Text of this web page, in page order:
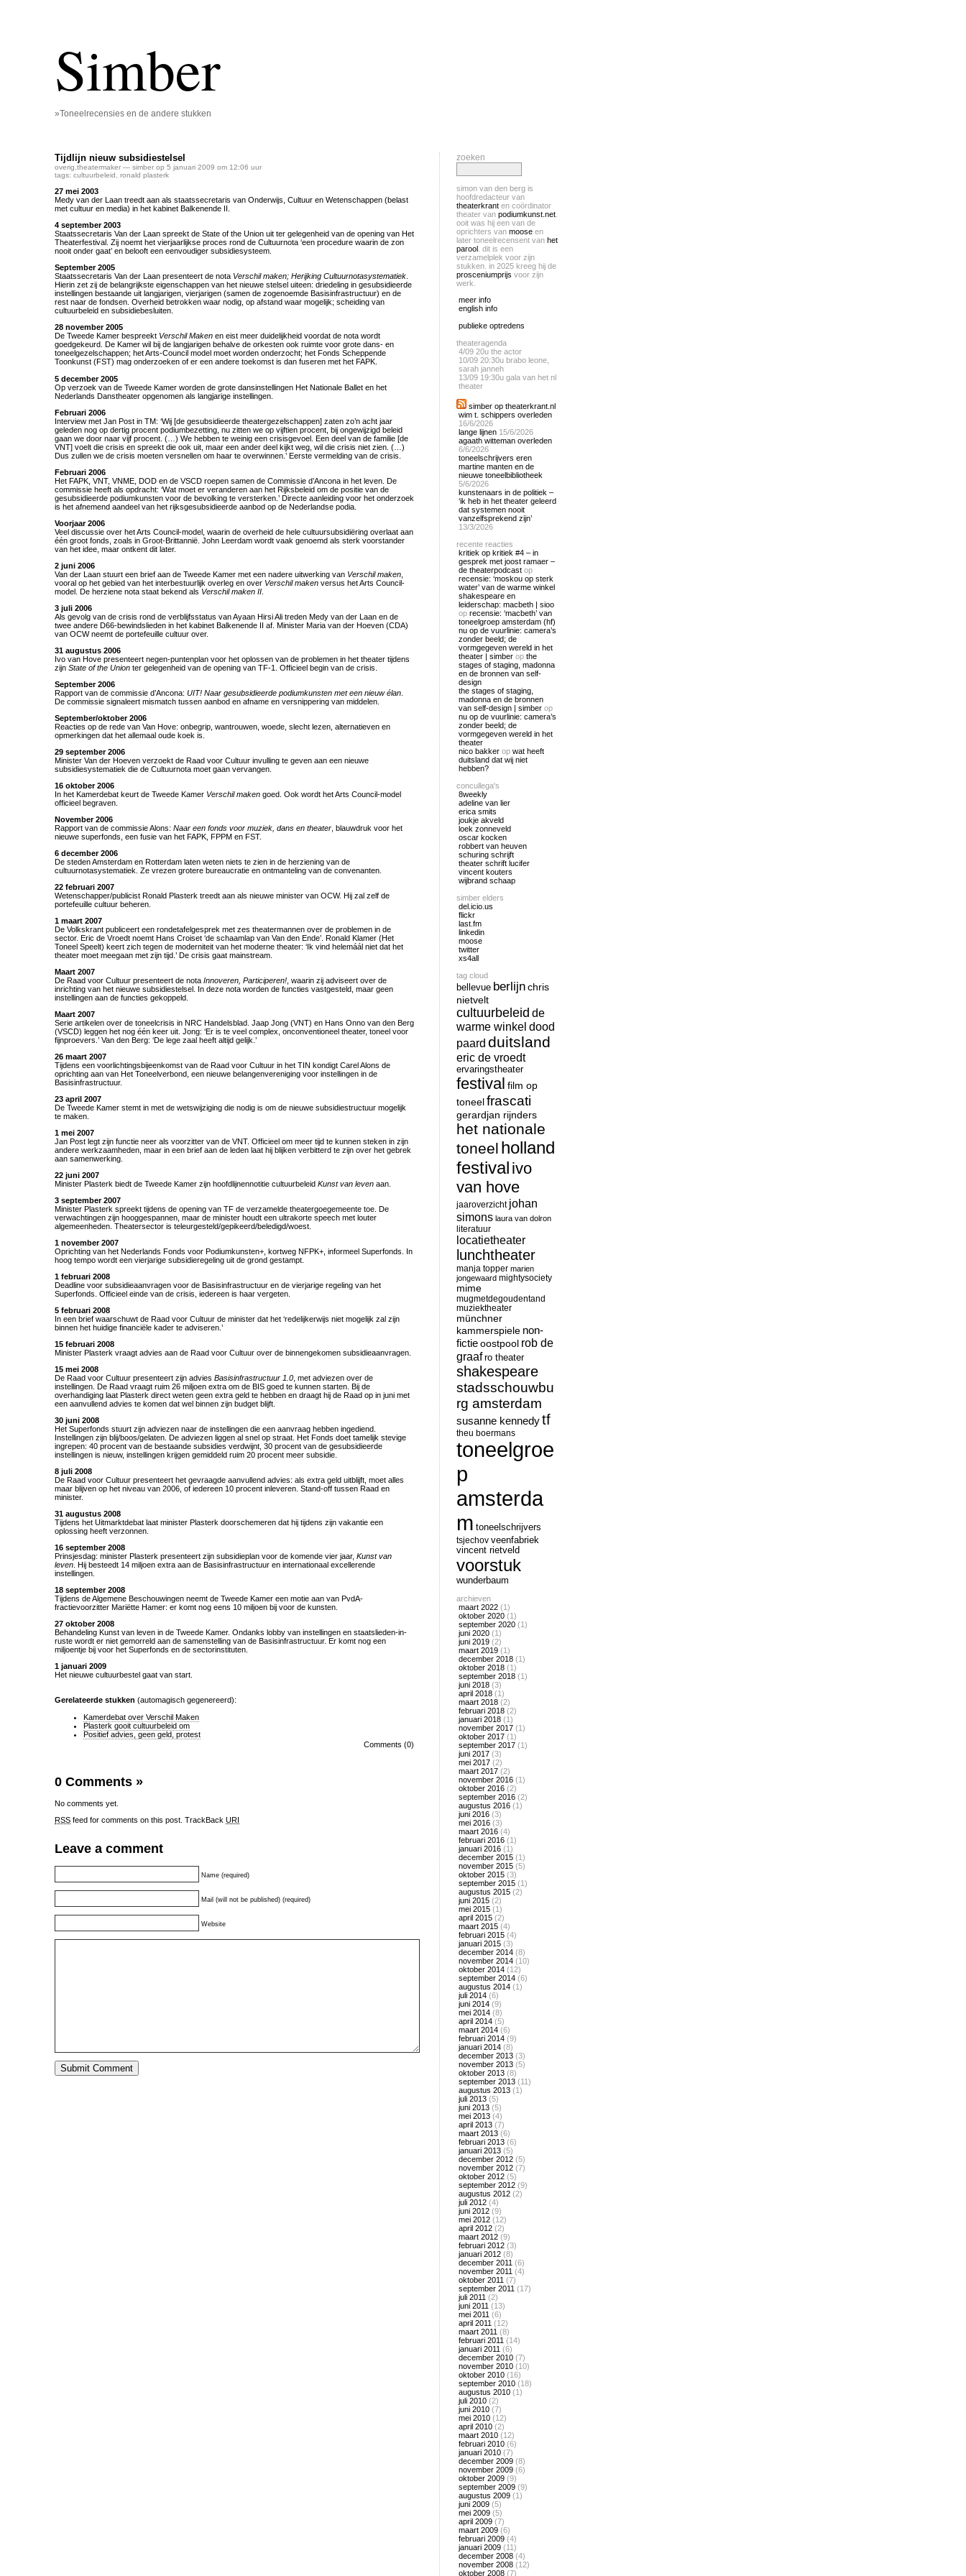
Simber
»Toneelrecensies en de andere stukken
Tijdlijn nieuw subsidiestelsel
overig theatermaker — simber op 5 januari 2009 om 12:06 uur
tags: cultuurbeleid ronald plasterk
27 mei 2003
Medy van der Laan treedt aan als staatssecretaris van Onderwijs, Cultuur en Wetenschappen (belast
met cultuur en media) in het kabinet Balkenende II.
4 september 2003
Staatssecretaris Van der Laan spreekt de State of the Union uit ter gelegenheid van de opening van Het
Theaterfestival. Zij noemt het vierjaarlijkse proces rond de Cultuurnota ‘een procedure waarin de zon
nooit onder gaat’ en belooft een eenvoudiger subsidiesysteem.
September 2005
Staatssecretaris Van der Laan presenteert de nota Verschil maken; Herijking Cultuurnotasystematiek
Hierin zet zij de belangrijkste eigenschappen van het nieuwe stelsel uiteen: driedeling in gesubsidieerde
instellingen bestaande uit langjarigen, vierjarigen (samen de zogenoemde Basisinfrastructuur) en de
rest naar de fondsen. Overheid betrokken waar nodig, op afstand waar mogelijk; scheiding van
cultuurbeleid en subsidiebesluiten.
28 november 2005
De Tweede Kamer bespreekt Verschil Maken en eist meer duidelijkheid voordat de nota wordt
goedgekeurd. De Kamer wil bij de langjarigen behalve de orkesten ook ruimte voor grote dans- en
toneelgezelschappen; het Arts-Council model moet worden onderzocht; het Fonds Scheppende
Toonkunst (FST) mag onderzoeken of er een andere toekomst is dan fuseren met het FAPK.
5 december 2005
Op verzoek van de Tweede Kamer worden de grote dansinstellingen Het Nationale Ballet en het
Nederlands Danstheater opgenomen als langjarige instellingen.
Februari 2006
Interview met Jan Post in TM: ‘Wij [de gesubsidieerde theatergezelschappen] zaten zo’n acht jaar
geleden nog op dertig procent podiumbezetting, nu zitten we op vijftien procent, bij ongewijzigd beleid
gaan we door naar vijf procent. (…) We hebben te weinig een crisisgevoel. Een deel van de familie [de
VNT] voelt die crisis en spreekt die ook uit, maar een ander deel kijkt weg, wil die crisis niet zien. (…)
Dus zullen we de crisis moeten versnellen om haar te overwinnen.’ Eerste vermelding van de crisis.
Februari 2006
Het FAPK, VNT, VNME, DOD en de VSCD roepen samen de Commissie d’Ancona in het leven. De
commissie heeft als opdracht: ‘Wat moet er veranderen aan het Rijksbeleid om de positie van de
gesubsidieerde podiumkunsten voor de bevolking te versterken.’ Directe aanleiding voor het onderzoek
is het afnemend aandeel van het rijksgesubsidieerde aanbod op de Nederlandse podia.
Voorjaar 2006
Veel discussie over het Arts Council-model, waarin de overheid de hele cultuursubsidiëring overlaat aan
één groot fonds, zoals in Groot-Brittannië. John Leerdam wordt vaak genoemd als sterk voorstander
van het idee, maar ontkent dit later.
2 juni 2006
Van der Laan stuurt een brief aan de Tweede Kamer met een nadere uitwerking van Verschil maken
vooral op het gebied van het interbestuurlijk overleg en over Verschil maken versus het Arts Council-
model. De herziene nota staat bekend als Verschil maken II
3 juli 2006
Als gevolg van de crisis rond de verblijfsstatus van Ayaan Hirsi Ali treden Medy van der Laan en de
twee andere D66-bewindslieden in het kabinet Balkenende II af. Minister Maria van der Hoeven (CDA)
van OCW neemt de portefeuille cultuur over.
31 augustus 2006
Ivo van Hove presenteert negen-puntenplan voor het oplossen van de problemen in het theater tijdens
zijn State of the Union ter gelegenheid van de opening van TF-1. Officieel begin van de crisis.
September 2006
Rapport van de commissie d’Ancona: UIT! Naar gesubsidieerde podiumkunsten met een nieuw élan
De commissie signaleert mismatch tussen aanbod en afname en versnippering van middelen.
September/oktober 2006
Reacties op de rede van Van Hove: onbegrip, wantrouwen, woede, slecht lezen, alternatieven en
opmerkingen dat het allemaal oude koek is.
29 september 2006
Minister Van der Hoeven verzoekt de Raad voor Cultuur invulling te geven aan een nieuwe
subsidiesystematiek die de Cultuurnota moet gaan vervangen.
16 oktober 2006
In het Kamerdebat keurt de Tweede Kamer Verschil maken goed. Ook wordt het Arts Council-model
officieel begraven.
November 2006
Rapport van de commissie Alons: Naar een fonds voor muziek, dans en theater , blauwdruk voor het
nieuwe superfonds, een fusie van het FAPK, FPPM en FST.
6 december 2006
De steden Amsterdam en Rotterdam laten weten niets te zien in de herziening van de
cultuurnotasystematiek. Ze vrezen grotere bureaucratie en ontmanteling van de convenanten.
22 februari 2007
Wetenschapper/publicist Ronald Plasterk treedt aan als nieuwe minister van OCW. Hij zal zelf de
portefeuille cultuur beheren.
1 maart 2007
De Volkskrant publiceert een rondetafelgesprek met zes theatermannen over de problemen in de
sector. Eric de Vroedt noemt Hans Croiset ‘de schaamlap van Van den Ende’. Ronald Klamer (Het
Toneel Speelt) keert zich tegen de moderniteit van het moderne theater: ‘Ik vind helemáál niet dat het
theater moet meegaan met zijn tijd.’ De crisis gaat mainstream.
Maart 2007
De Raad voor Cultuur presenteert de nota Innoveren, Participeren! , waarin zij adviseert over de
inrichting van het nieuwe subsidiestelsel. In deze nota worden de functies vastgesteld, maar geen
instellingen aan de functies gekoppeld.
Maart 2007
Serie artikelen over de toneelcrisis in NRC Handelsblad. Jaap Jong (VNT) en Hans Onno van den Berg
(VSCD) leggen het nog één keer uit. Jong: ‘Er is te veel complex, onconventioneel theater, toneel voor
fijnproevers.’ Van den Berg: ‘De lege zaal heeft altijd gelijk.’
26 maart 2007
Tijdens een voorlichtingsbijeenkomst van de Raad voor Cultuur in het TIN kondigt Carel Alons de
oprichting aan van Het Toneelverbond, een nieuwe belangenvereniging voor instellingen in de
Basisinfrastructuur.
23 april 2007
De Tweede Kamer stemt in met de wetswijziging die nodig is om de nieuwe subsidiestructuur mogelijk
te maken.
1 mei 2007
Jan Post legt zijn functie neer als voorzitter van de VNT. Officieel om meer tijd te kunnen steken in zijn
andere werkzaamheden, maar in een brief aan de leden laat hij blijken verbitterd te zijn over het gebrek
aan samenwerking.
22 juni 2007
Minister Plasterk biedt de Tweede Kamer zijn hoofdlijnennotitie cultuurbeleid Kunst van leven aan.
3 september 2007
Minister Plasterk spreekt tijdens de opening van TF de verzamelde theatergoegemeente toe. De
verwachtingen zijn hooggespannen, maar de minister houdt een ultrakorte speech met louter
algemeenheden. Theatersector is teleurgesteld/gepikeerd/beledigd/woest.
1 november 2007
Oprichting van het Nederlands Fonds voor Podiumkunsten+, kortweg NFPK+, informeel Superfonds. In
hoog tempo wordt een vierjarige subsidieregeling uit de grond gestampt.
1 februari 2008
Deadline voor subsidieaanvragen voor de Basisinfrastructuur en de vierjarige regeling van het
Superfonds. Officieel einde van de crisis, iedereen is haar vergeten.
5 februari 2008
In een brief waarschuwt de Raad voor Cultuur de minister dat het ‘redelijkerwijs niet mogelijk zal zijn
binnen het huidige financiële kader te adviseren.’
15 februari 2008
Minister Plasterk vraagt advies aan de Raad voor Cultuur over de binnengekomen subsidieaanvragen.
15 mei 2008
De Raad voor Cultuur presenteert zijn advies Basisinfrastructuur 1.0 , met adviezen over de
instellingen. De Raad vraagt ruim 26 miljoen extra om de BIS goed te kunnen starten. Bij de
overhandiging laat Plasterk direct weten geen extra geld te hebben en draagt hij de Raad op in juni met
een aanvullend advies te komen dat wel binnen zijn budget blijft.
30 juni 2008
Het Superfonds stuurt zijn adviezen naar de instellingen die een aanvraag hebben ingediend.
Instellingen zijn blij/boos/gelaten. De adviezen liggen al snel op straat. Het Fonds doet tamelijk stevige
ingrepen: 40 procent van de bestaande subsidies verdwijnt, 30 procent van de gesubsidieerde
instellingen is nieuw, instellingen krijgen gemiddeld ruim 20 procent meer subsidie.
8 juli 2008
De Raad voor Cultuur presenteert het gevraagde aanvullend advies: als extra geld uitblijft, moet alles
maar blijven op het niveau van 2006, of iedereen 10 procent inleveren. Stand-off tussen Raad en
minister.
31 augustus 2008
Tijdens het Uitmarktdebat laat minister Plasterk doorschemeren dat hij tijdens zijn vakantie een
oplossing heeft verzonnen.
16 september 2008
Prinsjesdag: minister Plasterk presenteert zijn subsidieplan voor de komende vier jaar, Kunst van
leven . Hij besteedt 14 miljoen extra aan de Basisinfrastructuur en internationaal excellerende
instellingen.
18 september 2008
Tijdens de Algemene Beschouwingen neemt de Tweede Kamer een motie aan van PvdA-
fractievoorzitter Mariëtte Hamer: er komt nog eens 10 miljoen bij voor de kunsten.
27 oktober 2008
Behandeling Kunst van leven in de Tweede Kamer. Ondanks lobby van instellingen en staatslieden-in-
ruste wordt er niet gemorreld aan de samenstelling van de Basisinfrastructuur. Er komt nog een
miljoentje bij voor het Superfonds en de sectorinstituten.
1 januari 2009
Het nieuwe cultuurbestel gaat van start.
Gerelateerde stukken (automagisch gegenereerd):
Kamerdebat over Verschil Maken
Plasterk gooit cultuurbeleid om
Positief advies, geen geld, protest
Comments (0)
0 Comments »
No comments yet.
RSS feed for comments on this post. TrackBack URI
Leave a comment
Name (required)
Mail (will not be published) (required)
Website
zoeken
simon van den berg is
hoofdredacteur van
theaterkrant en coördinator
theater van podiumkunst.net
ooit was hij een van de
oprichters van moose en
later toneelrecensent van het
parool . dit is een
verzamelplek voor zijn
stukken. in 2025 kreeg hij de
prosceniumprijs voor zijn
werk.
meer info
english info
publieke optredens
theateragenda
4/09 20u the actor
10/09 20:30u brabo leone,
sarah janneh
13/09 19:30u gala van het nl
theater
simber op theaterkrant.nl
wim t. schippers overleden
16/6/2026
lange lijnen 15/6/2026
agaath witteman overleden
6/6/2026
toneelschrijvers eren
martine manten en de
nieuwe toneelbibliotheek
5/6/2026
kunstenaars in de politiek –
‘ik heb in het theater geleerd
dat systemen nooit
vanzelfsprekend zijn’
13/3/2026
recente reacties
kritiek op kritiek #4 – in
gesprek met joost ramaer –
de theaterpodcast op
recensie: ‘moskou op sterk
water’ van de warme winkel
shakespeare en
leiderschap: macbeth | sioo
op recensie: ‘macbeth’ van
toneelgroep amsterdam (hf)
nu op de vuurlinie: camera’s
zonder beeld; de
vormgegeven wereld in het
theater | simber op the
stages of staging, madonna
en de bronnen van self-
design
the stages of staging,
madonna en de bronnen
van self-design | simber op
nu op de vuurlinie: camera’s
zonder beeld; de
vormgegeven wereld in het
theater
nico bakker op wat heeft
duitsland dat wij niet
hebben?
concullega's
8weekly
adeline van lier
erica smits
joukje akveld
loek zonneveld
oscar kocken
robbert van heuven
schuring schrijft
theater schrift lucifer
vincent kouters
wijbrand schaap
simber elders
del.icio.us
flickr
last.fm
linkedin
moose
twitter
xs4all
tag cloud
bellevue berlijnchris
nietvelt
cultuurbeleid de
warme winkel dood
paard duitsland
eric de vroedt
ervaringstheater
festival film op
toneelfrascati
gerardjan rijnders
het nationale
toneel holland
festival ivo
van hove
jaaroverzicht johan
simons laura van dolron
literatuur
locatietheater
lunchtheater
manja topper marien
jongewaard mightysociety
mime
mugmetdegoudentand
muziektheater
münchner
kammerspiele non-
fictieoostpool rob de
graaf ro theater
shakespeare
stadsschouwbu
rg amsterdam
susanne kennedytf
theu boermans
toneelgroe
p
amsterda
m toneelschrijvers
tsjechov veenfabriek
vincent rietveld
voorstuk
wunderbaum
archieven
maart 2022 (1)
oktober 2020 (1)
september 2020 (1)
juni 2020 (1)
juni 2019 (2)
maart 2019 (1)
december 2018 (1)
oktober 2018 (1)
september 2018 (1)
juni 2018 (3)
april 2018 (1)
maart 2018 (2)
februari 2018 (2)
januari 2018 (1)
november 2017 (1)
oktober 2017 (1)
september 2017 (1)
juni 2017 (3)
mei 2017 (2)
maart 2017 (2)
november 2016 (1)
oktober 2016 (2)
september 2016 (2)
augustus 2016 (1)
juni 2016 (3)
mei 2016 (3)
maart 2016 (4)
februari 2016 (1)
januari 2016 (1)
december 2015 (1)
november 2015 (5)
oktober 2015 (3)
september 2015 (1)
augustus 2015 (2)
juni 2015 (2)
mei 2015 (1)
april 2015 (2)
maart 2015 (4)
februari 2015 (4)
januari 2015 (3)
december 2014 (8)
november 2014 (10)
oktober 2014 (12)
september 2014 (6)
augustus 2014 (1)
juli 2014 (6)
juni 2014 (9)
mei 2014 (8)
april 2014 (5)
maart 2014 (6)
februari 2014 (9)
januari 2014 (8)
december 2013 (3)
november 2013 (5)
oktober 2013 (8)
september 2013 (11)
augustus 2013 (1)
juli 2013 (5)
juni 2013 (5)
mei 2013 (4)
april 2013 (7)
maart 2013 (6)
februari 2013 (6)
januari 2013 (5)
december 2012 (5)
november 2012 (7)
oktober 2012 (5)
september 2012 (9)
augustus 2012 (2)
juli 2012 (4)
juni 2012 (9)
mei 2012 (12)
april 2012 (2)
maart 2012 (9)
februari 2012 (3)
januari 2012 (8)
december 2011 (6)
november 2011 (4)
oktober 2011 (7)
september 2011 (17)
juli 2011 (2)
juni 2011 (13)
mei 2011 (6)
april 2011 (12)
maart 2011 (8)
februari 2011 (14)
januari 2011 (6)
december 2010 (7)
november 2010 (10)
oktober 2010 (16)
september 2010 (18)
augustus 2010 (1)
juli 2010 (2)
juni 2010 (7)
mei 2010 (12)
april 2010 (2)
maart 2010 (12)
februari 2010 (6)
januari 2010 (7)
december 2009 (8)
november 2009 (6)
oktober 2009 (9)
september 2009 (9)
augustus 2009 (1)
juni 2009 (5)
mei 2009 (5)
april 2009 (7)
maart 2009 (6)
februari 2009 (4)
januari 2009 (11)
december 2008 (4)
november 2008 (12)
oktober 2008 (7)